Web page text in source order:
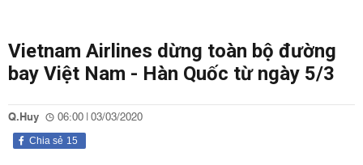
Vietnam Airlines dừng toàn bộ đường
bay Việt Nam - Hàn Quốc từ ngày 5/3
Q.Huy 06:00 | 03/03/2020
15
Chia sẻ